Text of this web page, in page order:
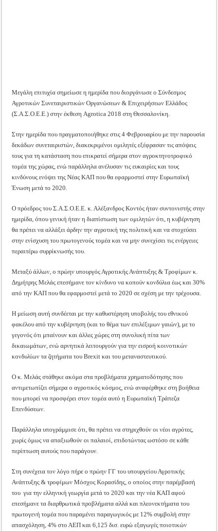
Μεγάλη επιτυχία σημείωσε η ημερίδα που διοργάνωσε ο Σύνδεσμος
Αγροτικών Συνεταιριστικών Οργανώσεων & Επιχειρήσεων Ελλάδος
(Σ.Α.Σ.Ο.Ε.Ε.) στην έκθεση Agrotica 2018 στη Θεσσαλονίκη.
Στην ημερίδα που πραγματοποιήθηκε στις 4 Φεβρουαρίου με την παρουσία
δεκάδων συνεταιριστών, διακεκριμένοι ομιλητές εξέφρασαν τις απόψεις
τους για τη κατάσταση που επικρατεί σήμερα στον αγροκτηνοτροφικό
τομέα της χώρας, ενώ παράλληλα ανέλυσαν τις ευκαιρίες και τους
κινδύνους ενόψει της Νέας ΚΑΠ που θα εφαρμοστεί στην Ευρωπαϊκή
Ένωση μετά το 2020.
Ο πρόεδρος του Σ.Α.Σ.Ο.Ε.Ε. κ. Αλέξανδρος Κοντός ήταν συντονιστής στην
ημερίδα, όπου γενική ήταν η διαπίστωση των ομιλητών ότι, η κυβέρνηση
θα πρέπει να αλλάξει άρδην την αγροτική της πολιτική και να στοχεύσει
στην ενίσχυση του πρωτογενούς τομέα και να μην συνεχίσει τις ενέργειες
περαιτέρω συρρίκνωσής του.
Μεταξύ άλλων, ο πρώην υπουργός Αγροτικής Ανάπτυξης & Τροφίμων κ.
Δημήτρης Μελάς επεσήμανε τον κίνδυνο να κοπούν κονδύλια έως και 30%
από την ΚΑΠ που θα εφαρμοστεί μετά το 2020 σε σχέση με την τρέχουσα.
Η μείωση αυτή συνδέεται με την καθυστέρηση υποβολής του εθνικού
φακέλου από την κυβέρνηση (και το θέμα των επιλέξιμων γαιών), με το
γεγονός ότι μπαίνουν και άλλες χώρες στη συνολική πίτα των
δικαιωμάτων, ενώ αρνητικά λειτουργούν για την εισροή κοινοτικών
κονδυλίων τα ζητήματα του Brexit και του μεταναστευτικού.
Ο κ. Μελάς στάθηκε ακόμα στα προβλήματα χρηματοδότησης που
αντιμετωπίζει σήμερα ο αγροτικός κόσμος, ενώ αναφέρθηκε στη βοήθεια
που μπορεί να προσφέρει στον τομέα αυτό η Ευρωπαϊκή Τράπεζα
Επενδύσεων.
Παράλληλα υπογράμμισε ότι, θα πρέπει να στηριχθούν οι νέοι αγρότες,
χωρίς όμως να απαξιωθούν οι παλαιοί, επιδοτώντας ωστόσο σε κάθε
περίπτωση αυτούς που παράγουν.
Στη συνέχεια τον λόγο πήρε ο πρώην ΓΓ του υπουργείου Αγροτικής
Ανάπτυξης & τροφίμων Μόσχος Κορασίδης, ο οποίος στην παρέμβασή
του για την ελληνική γεωργία μετά το 2020 και την νέα ΚΑΠ αφού
επεσήμανε τα διαρθρωτικά προβλήματα αλλά και πλεονεκτήματα του
πρωτογενή τομέα που παραμένει παραγωγικός με 12% συμβολή στην
απασχόληση, 4% στο ΑΕΠ και 6,125 δισ. ευρώ εξαγωγές ποιοτικών